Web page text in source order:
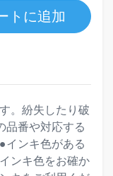
トに追加
。紛失したり破
品番や対応する
インキ色がある
ンキ色をお確か